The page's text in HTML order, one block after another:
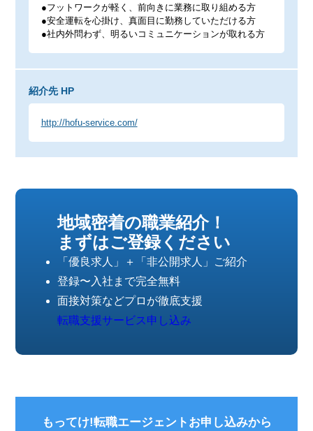
●フットワークが軽く、前向きに業務に取り組める方
●安全運転を心掛け、真面目に勤務していただける方
●社内外問わず、明るいコミュニケーションが取れる方
紹介先 HP
http://hofu-service.com/
地域密着の職業紹介！
まずはご登録ください
「優良求人」＋「非公開求人」ご紹介
登録〜入社まで完全無料
面接対策などプロが徹底支援
転職支援サービス申し込み
もってけ!転職エージェントお申し込みから